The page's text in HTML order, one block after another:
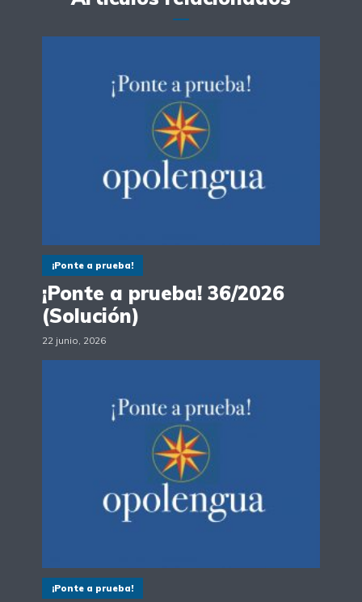
¡Ponte a prueba!
¡Ponte a prueba! 36/2026
(Solución)
22 junio, 2026
¡Ponte a prueba!